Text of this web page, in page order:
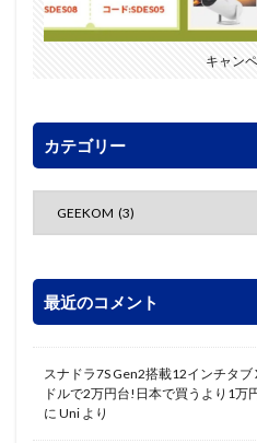
キャン
カテゴリー
最近のコメント
スナドラ7S Gen2搭載12インチタ
ドルで2万円台!日本で買うより1万
に Uni より